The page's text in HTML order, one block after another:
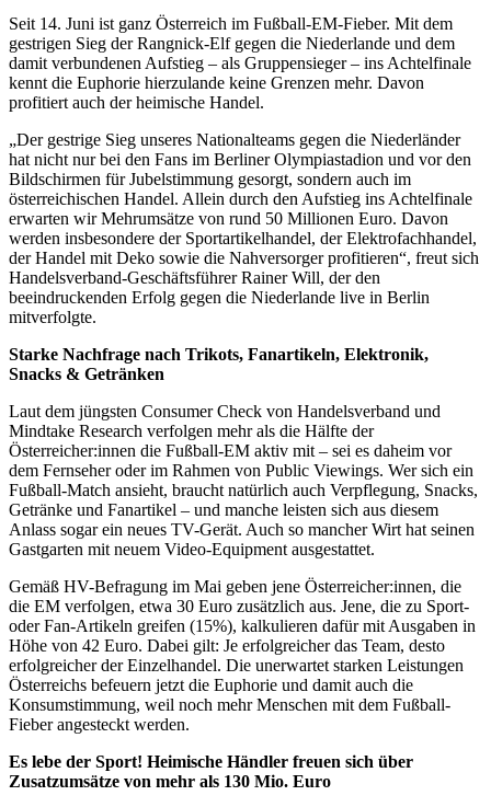
Seit 14. Juni ist ganz Österreich im Fußball-EM-Fieber. Mit dem
gestrigen Sieg der Rangnick-Elf gegen die Niederlande und dem
damit verbundenen Aufstieg – als Gruppensieger – ins Achtelfinale
kennt die Euphorie hierzulande keine Grenzen mehr. Davon
profitiert auch der heimische Handel.
„Der gestrige Sieg unseres Nationalteams gegen die Niederländer
hat nicht nur bei den Fans im Berliner Olympiastadion und vor den
Bildschirmen für Jubelstimmung gesorgt, sondern auch im
österreichischen Handel. Allein durch den Aufstieg ins Achtelfinale
erwarten wir Mehrumsätze von rund 50 Millionen Euro. Davon
werden insbesondere der Sportartikelhandel, der Elektrofachhandel,
der Handel mit Deko sowie die Nahversorger profitieren“, freut sich
Handelsverband-Geschäftsführer Rainer Will, der den
beeindruckenden Erfolg gegen die Niederlande live in Berlin
mitverfolgte.
Starke Nachfrage nach Trikots, Fanartikeln, Elektronik,
Snacks & Getränken
Laut dem jüngsten Consumer Check von Handelsverband und
Mindtake Research verfolgen mehr als die Hälfte der
Österreicher:innen die Fußball-EM aktiv mit – sei es daheim vor
dem Fernseher oder im Rahmen von Public Viewings. Wer sich ein
Fußball-Match ansieht, braucht natürlich auch Verpflegung, Snacks,
Getränke und Fanartikel – und manche leisten sich aus diesem
Anlass sogar ein neues TV-Gerät. Auch so mancher Wirt hat seinen
Gastgarten mit neuem Video-Equipment ausgestattet.
Gemäß HV-Befragung im Mai geben jene Österreicher:innen, die
die EM verfolgen, etwa 30 Euro zusätzlich aus. Jene, die zu Sport-
oder Fan-Artikeln greifen (15%), kalkulieren dafür mit Ausgaben in
Höhe von 42 Euro. Dabei gilt: Je erfolgreicher das Team, desto
erfolgreicher der Einzelhandel. Die unerwartet starken Leistungen
Österreichs befeuern jetzt die Euphorie und damit auch die
Konsumstimmung, weil noch mehr Menschen mit dem Fußball-
Fieber angesteckt werden.
Es lebe der Sport! Heimische Händler freuen sich über
Zusatzumsätze von mehr als 130 Mio. Euro